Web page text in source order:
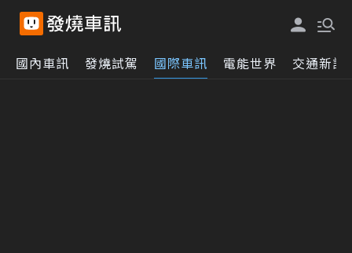
國內車訊 發燒試駕 國際車訊 電能世界 交通新訊